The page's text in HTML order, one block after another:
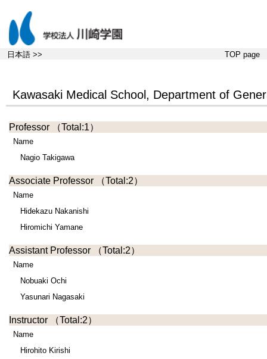
日本語 >> TOP page
Kawasaki Medical School, Department of
Professor （Total:1）
Name
Nagio Takigawa
Associate Professor （Total:2）
Name
Hidekazu Nakanishi
Hiromichi Yamane
Assistant Professor （Total:2）
Name
Nobuaki Ochi
Yasunari Nagasaki
Instructor （Total:2）
Name
Hirohito Kirishi